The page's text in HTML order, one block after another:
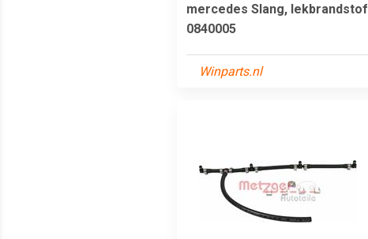
mercedes Slang, lekbrandstof
0840005
Winparts.nl